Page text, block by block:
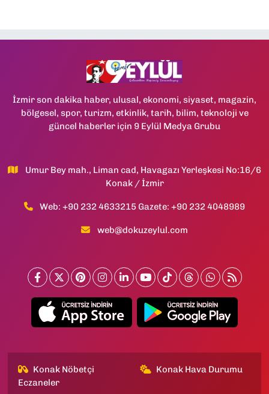
İzmir son dakika haber, ulusal, ekonomi, siyaset, magazin,
bölgesel, spor, turizm, etkinlik, tarih, bilim, teknoloji ve
güncel haberler için 9 Eylül Medya Grubu
Umur Bey mah., Liman cad, Havagazı Yerleşkesi No:16/6
Konak / İzmir
Web: +90 232 4633215 Gazete: +90 232 4048989
web@dokuzeylul.com
Konak Nöbetçi
Eczaneler
Konak Hava Durumu